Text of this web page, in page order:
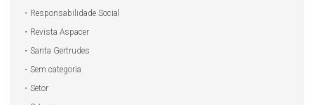
Responsabilidade Social
Revista Aspacer
Santa Gertrudes
Sem categoria
Setor